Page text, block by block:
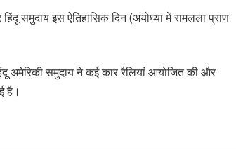
समुदाय इस ऐतिहासिक दिन (अयोध्या में रामलला प्राण
अमेरिकी समुदाय ने कई कार रैलियां आयोजित की और
है।